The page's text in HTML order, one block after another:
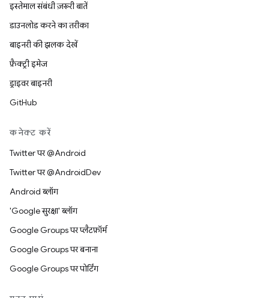
इस्तेमाल संबंधी ज़रूरी बातें
डाउनलोड करने का तरीका
बाइनरी की झलक देखें
फ़ैक्ट्री इमेज
ड्राइवर बाइनरी
GitHub
कनेक्ट करें
Twitter पर @Android
Twitter पर @AndroidDev
Android ब्लॉग
'Google सुरक्षा' ब्लॉग
Google Groups पर प्लैटफ़ॉर्म
Google Groups पर बनाना
Google Groups पर पोर्टिंग